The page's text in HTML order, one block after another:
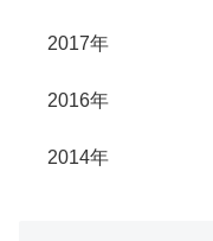
2017年
2016年
2014年